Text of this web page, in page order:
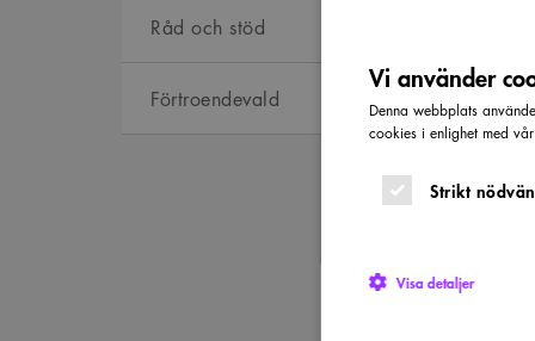
Råd och stöd
Förtroendevald
Vi använder
Denna webbplats
cookies i enlighet med
Strikt
Visa detaljer